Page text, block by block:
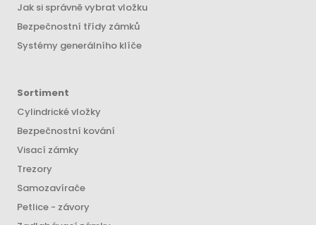
Jak si správně vybrat vložku
Bezpečnostní třídy zámků
Systémy generálního klíče
Sortiment
Cylindrické vložky
Bezpečnostní kování
Visací zámky
Trezory
Samozavírače
Petlice - závory